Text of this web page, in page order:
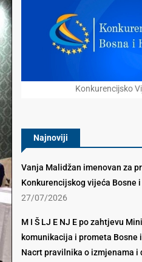
Konkurencijsko
Najnoviji
Vanja Malidžan imenovan za
Konkurencijskog vijeća Bosne
27/07/2026
M I Š LJ E NJ E po zahtjevu
komunikacija i prometa Bosne
Nacrt pravilnika o izmjenama i